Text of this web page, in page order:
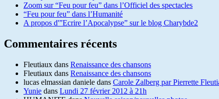
Zoom sur “Feu pour feu” dans l’Officiel des spectacles
“Feu pour feu” dans l’Humanité
A propos d'”Ecrire l’Apocalypse” sur le blog Charybde2
Commentaires récents
Fleutiaux dans Renaissance des chansons
Fleutiaux dans Renaissance des chansons
lucas elmassian daniele dans Carole Zalberg par Pierrette
Yunie dans Lundi 27 février 2012 à 21h